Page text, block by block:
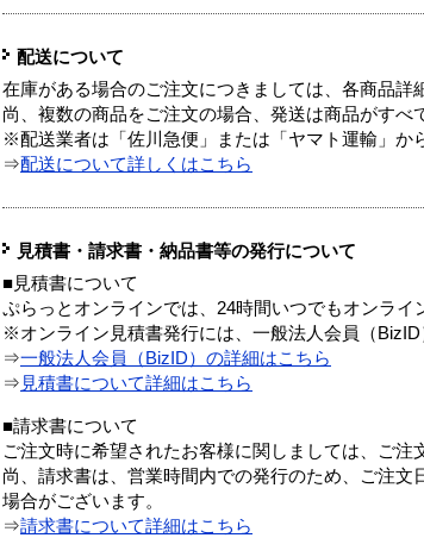
配送について
在庫がある場合のご注文につきましては、各商品詳
尚、複数の商品をご注文の場合、発送は商品がすべ
※配送業者は「佐川急便」または「ヤマト運輸」か
⇒配送について詳しくはこちら
見積書・請求書・納品書等の発行について
■見積書について
ぷらっとオンラインでは、24時間いつでもオンライ
※オンライン見積書発行には、一般法人会員（BizID
⇒一般法人会員（BizID）の詳細はこちら
⇒ 見積書について詳細はこちら
■請求書について
ご注文時に希望されたお客様に関しましては、ご注
尚、請求書は、営業時間内での発行のため、ご注
場合がございます。
⇒請求書について詳細はこちら